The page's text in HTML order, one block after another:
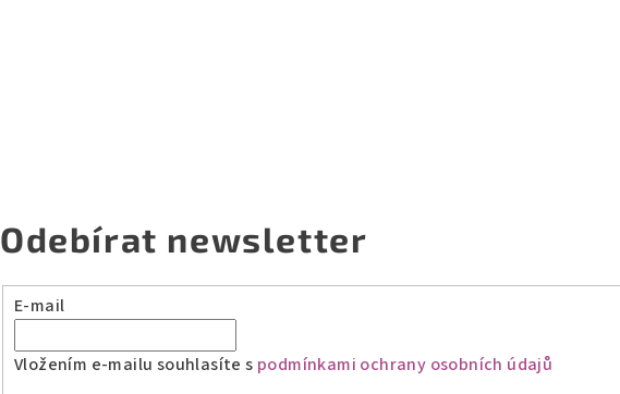
Odebírat newsletter
E-mail
Vložením e-mailu souhlasíte s podmínkami ochrany osobních údajů